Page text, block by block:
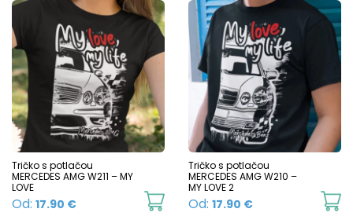
has
multiple
variants.
options
be
chosen
Tričko s potlačou
MERCEDES AMG W211 – MY
LOVE
Od: 17.90 €
This
Tričko s potlačou
MERCEDES AMG W210 –
MY LOVE 2
Od: 17.90 €